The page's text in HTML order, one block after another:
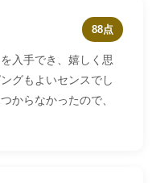
88点
入手でき、嬉しく思
グもよいセンスでし
からなかったので、